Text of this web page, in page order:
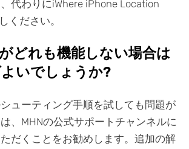
代わりにiWhere iPhone Location
ください。
どれも機能しない場合は
いでしょうか?
ューティング手順を試しても問題が
、MHNの公式サポートチャンネルに
だくことをお勧めします。追加の解